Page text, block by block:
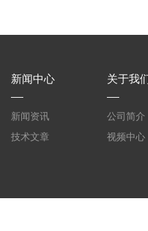
新闻中心
新闻资讯
技术文章
关于我
公司简介
视频中心